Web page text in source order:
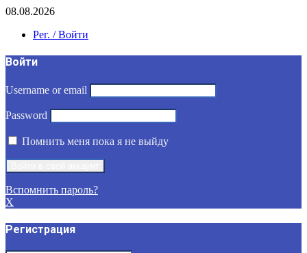
08.08.2026
Рег. / Войти
Войти
Username or email
Password
Помнить меня пока я не выйду
Вспомнить пароль?
X
Регистрация